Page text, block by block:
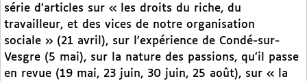
série d’articles sur « les droits du riche, du
travailleur, et des vices de notre organisation
sociale » (21 avril), sur l’expérience de Condé-sur-
Vesgre (5 mai), sur la nature des passions, qu’il passe
en revue (19 mai, 23 juin, 30 juin, 25 août), sur « la